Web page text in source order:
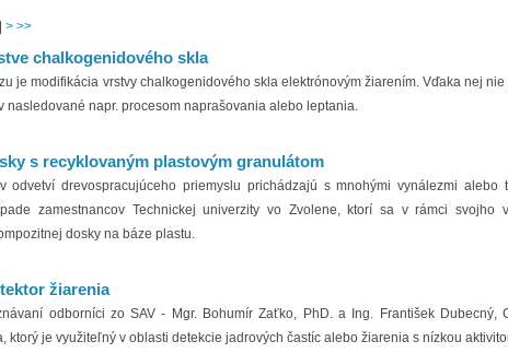
> >>
chalkogenidového skla
je modifikácia vrstvy chalkogenidového skla elektrónovým žiarením. Vďaka nej
nasledované napr. procesom naprašovania alebo leptania.
s recyklovaným plastovým granulátom
odvetví drevospracujúceho priemyslu prichádzajú s mnohými vynálezmi alebo
zamestnancov Technickej univerzity vo Zvolene, ktorí sa v rámci svojho
dosky na báze plastu.
žiarenia
odborníci zo SAV - Mgr. Bohumír Zaťko, PhD. a Ing. František Dubecný,
ktorý je využiteľný v oblasti detekcie jadrových častíc alebo žiarenia s nízkou